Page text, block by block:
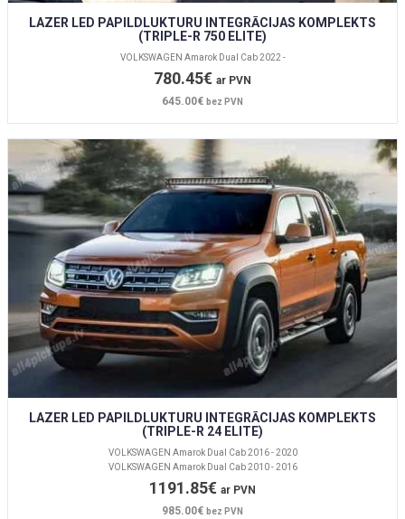
LAZER LED PAPILDLUKTURU INTEGRĀCIJAS KOMPLEKTS
(TRIPLE-R 750 ELITE)
VOLKSWAGEN Amarok Dual Cab 2022 -
780.45€ ar PVN
645.00€ bez PVN
LAZER LED PAPILDLUKTURU INTEGRĀCIJAS KOMPLEKTS
(TRIPLE-R 24 ELITE)
VOLKSWAGEN Amarok Dual Cab 2016 - 2020
VOLKSWAGEN Amarok Dual Cab 2010 - 2016
1191.85€ ar PVN
985.00€ bez PVN